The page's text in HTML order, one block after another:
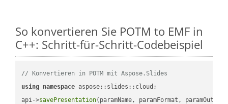
So konvertieren Sie POTM to EMF in
C++: Schritt-für-Schritt-Codebeispiel
// Konvertieren in POTM mit Aspose.Slides
using namespace aspose::slides::cloud;
api->savePresentation(paramName, paramFormat,